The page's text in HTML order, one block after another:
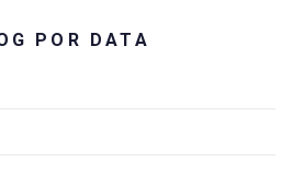
POR DATA